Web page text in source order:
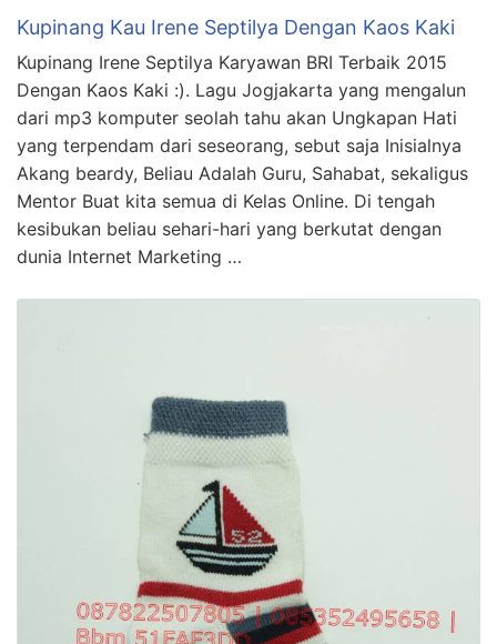
Kupinang Kau Irene Septilya Dengan Kaos Kaki
Kupinang Irene Septilya Karyawan BRI Terbaik 2015
Dengan Kaos Kaki :). Lagu Jogjakarta yang mengalun
dari mp3 komputer seolah tahu akan Ungkapan Hati
yang terpendam dari seseorang, sebut saja Inisialnya
Akang beardy, Beliau Adalah Guru, Sahabat, sekaligus
Mentor Buat kita semua di Kelas Online. Di tengah
kesibukan beliau sehari-hari yang berkutat dengan
dunia Internet Marketing …